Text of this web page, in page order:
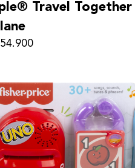
Travel Together